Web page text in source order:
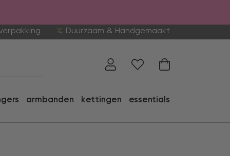
Duurzaam & Handgemaakt
armbanden kettingen essentials